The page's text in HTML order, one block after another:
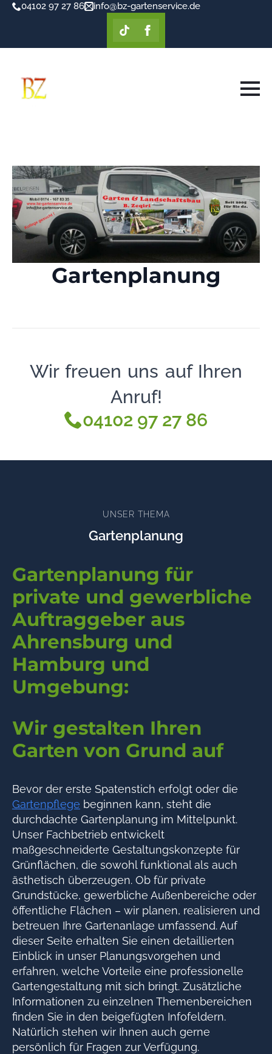
04102 97 27 86 info@bz-gartenservice.de
Gartenplanung
Wir freuen uns auf Ihren
Anruf!
04102 97 27 86
UNSER THEMA
Gartenplanung
Gartenplanung für
private und gewerbliche
Auftraggeber aus
Ahrensburg und
Hamburg und
Umgebung:
Wir gestalten Ihren
Garten von Grund auf
Bevor der erste Spatenstich erfolgt oder die
Gartenpflege beginnen kann, steht die
durchdachte Gartenplanung im Mittelpunkt.
Unser Fachbetrieb entwickelt
maßgeschneiderte Gestaltungskonzepte für
Grünflächen, die sowohl funktional als auch
ästhetisch überzeugen. Ob für private
Grundstücke, gewerbliche Außenbereiche oder
öffentliche Flächen – wir planen, realisieren und
betreuen Ihre Gartenanlage umfassend. Auf
dieser Seite erhalten Sie einen detaillierten
Einblick in unser Planungsvorgehen und
erfahren, welche Vorteile eine professionelle
Gartengestaltung mit sich bringt. Zusätzliche
Informationen zu einzelnen Themenbereichen
finden Sie in den beigefügten Infofeldern.
Natürlich stehen wir Ihnen auch gerne
persönlich für Fragen zur Verfügung.